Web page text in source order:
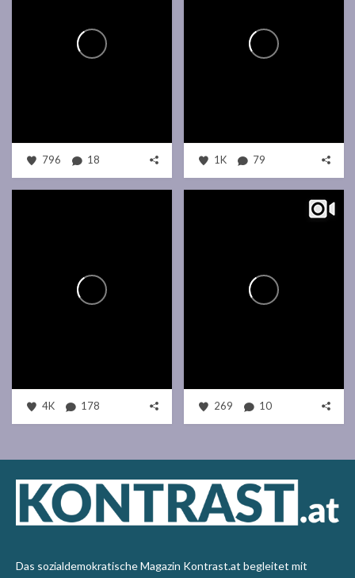
796 18 1K 79
4K 178 269 10
Das sozialdemokratische Magazin Kontrast.at begleitet mit